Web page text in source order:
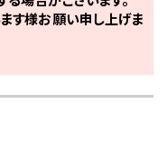
す様お願い申し上げま